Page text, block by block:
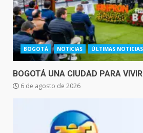
BOGOTÁ NOTICIAS ÚLTIMAS NOTICIAS
BOGOTÁ UNA CIUDAD PARA
6 de agosto de 2026